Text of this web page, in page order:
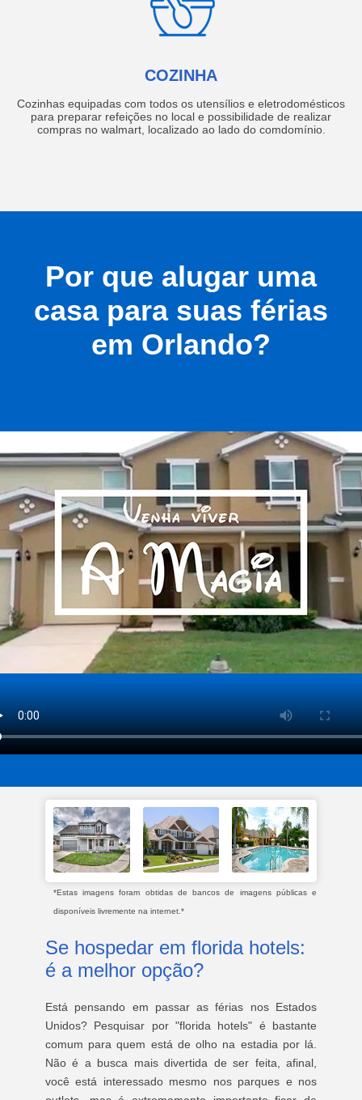
COZINHA
Cozinhas equipadas com todos os utensílios e eletrodomésticos
para preparar refeições no local e possibilidade de realizar
compras no walmart, localizado ao lado do comdomínio.
Por que alugar uma
casa para suas férias
em Orlando?
*Estas imagens foram obtidas de bancos de imagens públicas e
disponíveis livremente na internet.*
Se hospedar em florida hotels:
é a melhor opção?
Está pensando em passar as férias nos Estados
Unidos? Pesquisar por "florida hotels" é bastante
comum para quem está de olho na estadia por lá.
Não é a busca mais divertida de ser feita, afinal,
você está interessado mesmo nos parques e nos